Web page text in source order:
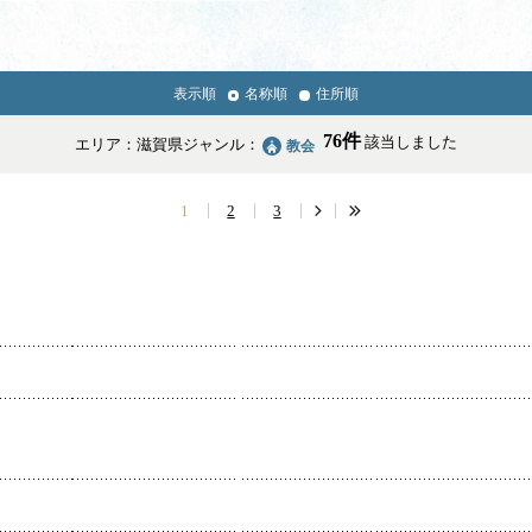
News & Topics
学校・幼稚園・神学校
表示順 名称順 住所順
エリア：滋賀県ジャンル： 教会 76件該当しました
1 2 3